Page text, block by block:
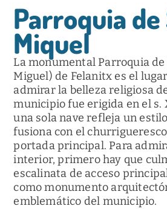
Parroquia de
Miquel
La monumental Parroquia
Miguel) de Felanitx es el
admirar la belleza religiosa
municipio fue erigida en el s.
una sola nave refleja un
fusiona con el
portada principal. Para
interior, primero hay que
escalinata de acceso
como monumento
emblemático del municipio.